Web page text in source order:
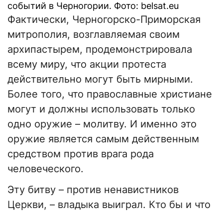
событий в Черногории. Фото: belsat.eu
Фактически, Черногорско-Приморская
митрополия, возглавляемая своим
архипастырем, продемонстрировала
всему миру, что акции протеста
действительно могут быть мирными.
Более того, что православные христиане
могут и должны использовать только
одно оружие – молитву. И именно это
оружие является самым действенным
средством против врага рода
человеческого.
Эту битву – против ненавистников
Церкви, – владыка выиграл. Кто бы и что